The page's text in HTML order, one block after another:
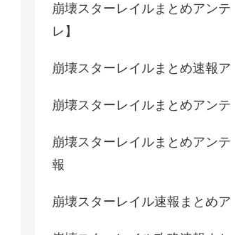
崩壊スターレイルまとめアン
レ】
崩壊スターレイルまとめ速報
崩壊スターレイルまとめアン
崩壊スターレイルまとめアン
報
崩壊スターレイル速報まとめ